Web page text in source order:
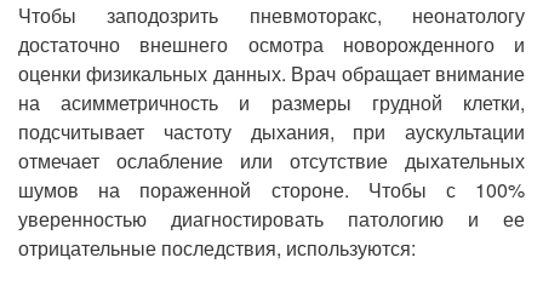
Чтобы заподозрить пневмоторакс, неонатологу
достаточно внешнего осмотра новорожденного и
оценки физикальных данных. Врач обращает внимание
на асимметричность и размеры грудной клетки,
подсчитывает частоту дыхания, при аускультации
отмечает ослабление или отсутствие дыхательных
шумов на пораженной стороне. Чтобы с 100%
уверенностью диагностировать патологию и ее
отрицательные последствия, используются: